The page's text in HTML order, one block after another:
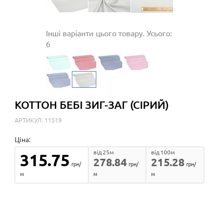
Інші варіанти цього товару. Усього:
6
КОТТОН БЕБІ ЗИГ-ЗАГ (СІРИЙ)
АРТИКУЛ: 11519
Ціна:
315.75 грн/
м
278.84
від 25м
грн/
м
215.28
від 100м
грн/
м